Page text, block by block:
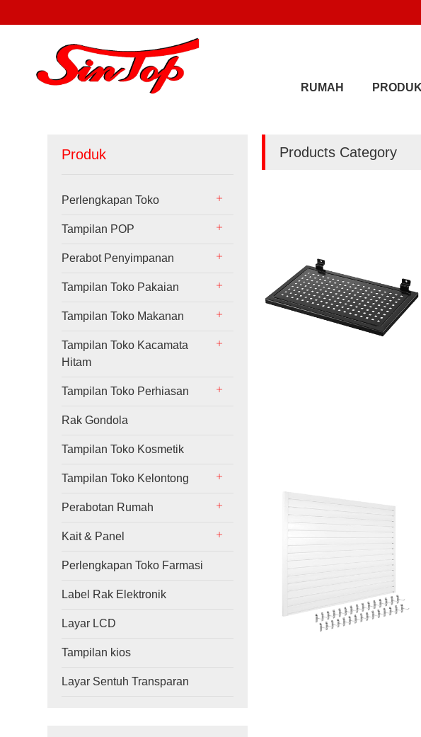
RUMAH PRODUK
Produk
Perlengkapan Toko
Tampilan POP
Perabot Penyimpanan
Tampilan Toko Pakaian
Tampilan Toko Makanan
Tampilan Toko Kacamata
Hitam
Tampilan Toko Perhiasan
Rak Gondola
Tampilan Toko Kosmetik
Tampilan Toko Kelontong
Perabotan Rumah
Kait & Panel
Perlengkapan Toko Farmasi
Label Rak Elektronik
Layar LCD
Tampilan kios
Layar Sentuh Transparan
Products Category